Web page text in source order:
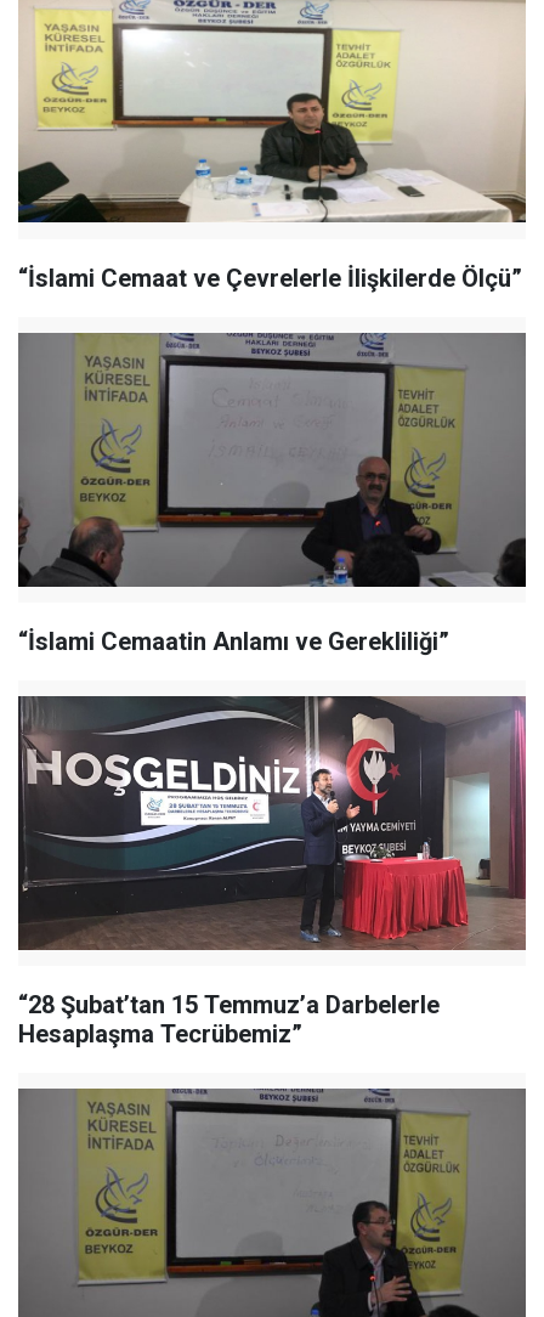
“İslami Cemaat ve Çevrelerle İlişkilerde Ölçü”
“İslami Cemaatin Anlamı ve Gerekliliği”
“28 Şubat’tan 15 Temmuz’a Darbelerle
Hesaplaşma Tecrübemiz”